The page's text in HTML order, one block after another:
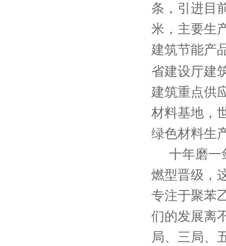
条，引进目
米，主要生
建筑节能产
省建设厅建
建筑重点供
材料基地，
绿色材料生
十年磨一
燃型晋级，
专注于聚苯
们的发展离
局、三局、